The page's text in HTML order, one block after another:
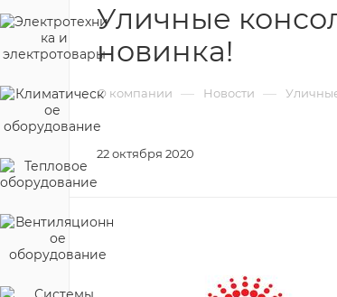
Уличные
новинка!
О компании — Новости —
22 октября 2020